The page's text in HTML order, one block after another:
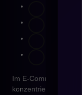
Im E-Commerce ist
konzentrieren, was